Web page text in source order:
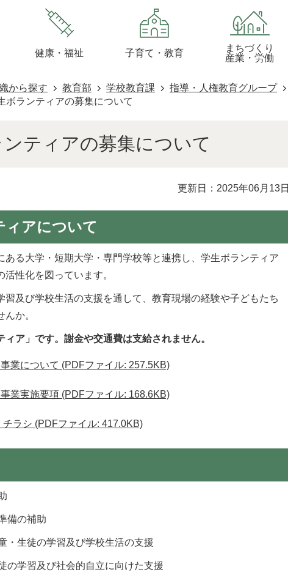
健康・福祉 子育て・教育
まちづくり
産業・労働
から探す 教育部 学校教育課 指導・人権教育グループ
ボランティアの募集について
ティアの募集について
更新日：2025年06月13日
ィアについて
ある大学・短期大学・専門学校等と連携し、学生ボランティア
性化を図っています。
習及び学校生活の支援を通して、教育現場の経験や子どもたち
か。
ア」です。謝金や交通費は支給されません。
業について (PDFファイル: 257.5KB)
業実施要項 (PDFファイル: 168.6KB)
ラシ (PDFファイル: 417.0KB)
備の補助
・生徒の学習及び学校生活の支援
の学習及び社会的自立に向けた支援